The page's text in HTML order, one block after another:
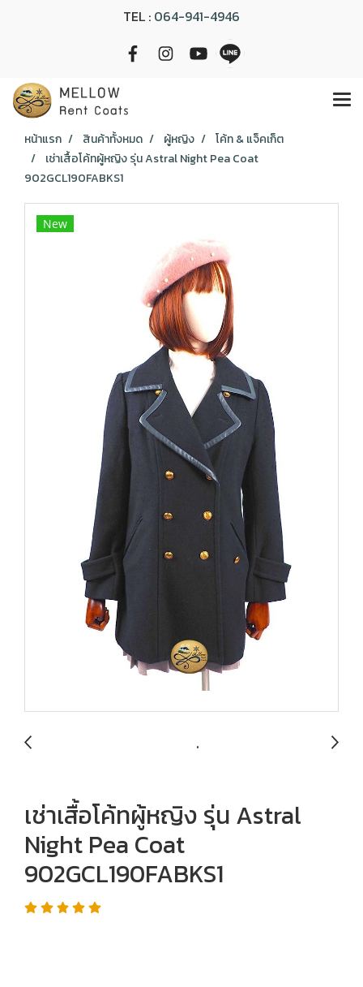
TEL : 064-941-4946
หน้าแรก สินค้าทั้งหมด ผู้หญิง
โค้ท & แจ็คเก็ต
เช่าเสื้อโค้ทผู้หญิง รุ่น Astral Night Pea Coat
902GCL190FABKS1
New
เช่าเสื้อโค้ทผู้หญิง รุ่น Astral
Night Pea Coat
902GCL190FABKS1